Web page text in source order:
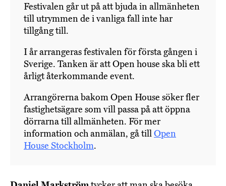
Festivalen går ut på att bjuda in allmänheten
till utrymmen de i vanliga fall inte har
tillgång till.
I år arrangeras festivalen för första gången i
Sverige. Tanken är att Open house ska bli ett
årligt återkommande event.
Arrangörerna bakom Open House söker fler
fastighetsägare som vill passa på att öppna
dörrarna till allmänheten. För mer
information och anmälan, gå tillOpen
House Stockholm.